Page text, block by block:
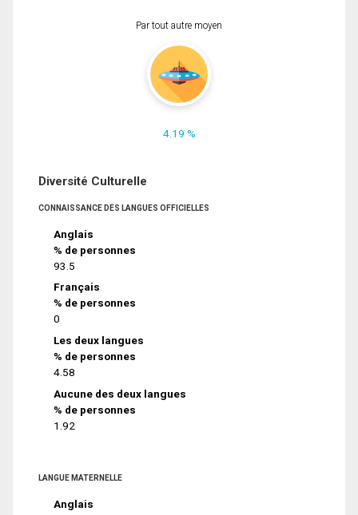
Par tout autre moyen
4.19 %
Diversité Culturelle
CONNAISSANCE DES LANGUES OFFICIELLES
Anglais
% de personnes
93.5
Français
% de personnes
0
Les deux langues
% de personnes
4.58
Aucune des deux langues
% de personnes
1.92
LANGUE MATERNELLE
Anglais